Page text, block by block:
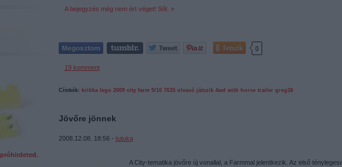
A bejegyzés még nem ért véget! Sőt. »
Tetszik 0
19komment
Címkék: kritika lego 2009 city farm 9/10 7635 olvasó játszik 4wd with horse trailer greg36
Jövőre jönnek
2008.12.08. 18:56 - tutuka
A City-tematika jövőre új vonallal, a Farmmal jelentkezik. Az első